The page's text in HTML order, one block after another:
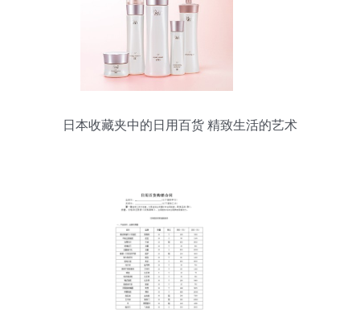
日本收藏夹中的日用百货 精致生活的艺术